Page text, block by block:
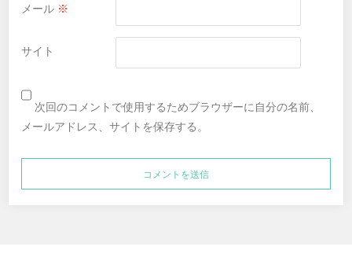
メール ※
サイト
次回のコメントで使用するためブラウザーに自分の名前、
メールアドレス、サイトを保存する。